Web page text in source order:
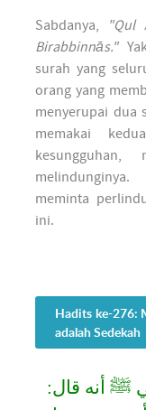
Sabdanya,
"Qul
Birabbinnās."
surah yang
orang yang
menyerupai dua
memakai
meminta
ini.
Hadits ke-276:
adalah Sedekah
ﷺ أنه قال: